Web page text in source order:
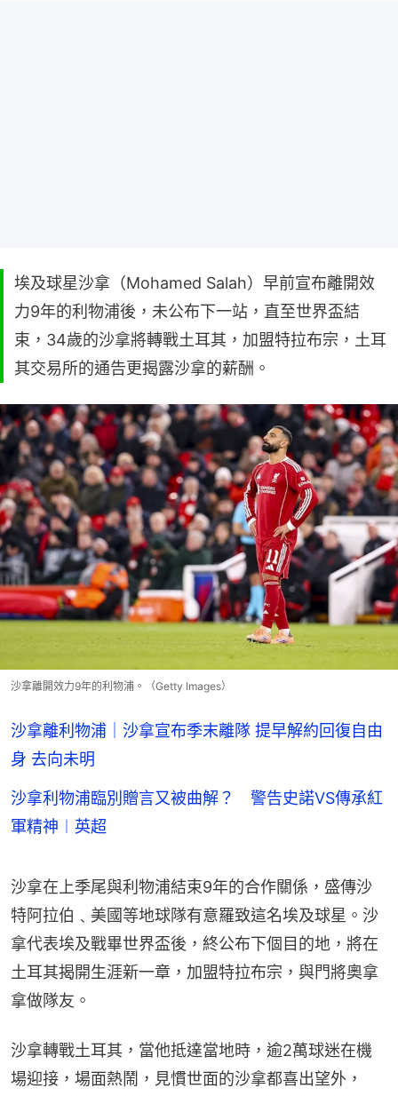
埃及球星沙拿（Mohamed Salah）早前宣布離開效
力9年的利物浦後，未公布下一站，直至世界盃結
束，34歲的沙拿將轉戰土耳其，加盟特拉布宗，土耳
其交易所的通告更揭露沙拿的薪酬。
沙拿離開效力9年的利物浦。（Getty Images）
沙拿離利物浦｜沙拿宣布季末離隊 提早解約回復自由
身 去向未明
沙拿利物浦臨別贈言又被曲解？ 警告史諾VS傳承紅
軍精神︱英超
沙拿在上季尾與利物浦結束9年的合作關係，盛傳沙
特阿拉伯﹑美國等地球隊有意羅致這名埃及球星。沙
拿代表埃及戰畢世界盃後，終公布下個目的地，將在
土耳其揭開生涯新一章，加盟特拉布宗，與門將奧拿
拿做隊友。
沙拿轉戰土耳其，當他抵達當地時，逾2萬球迷在機
場迎接，場面熱鬧，見慣世面的沙拿都喜出望外，